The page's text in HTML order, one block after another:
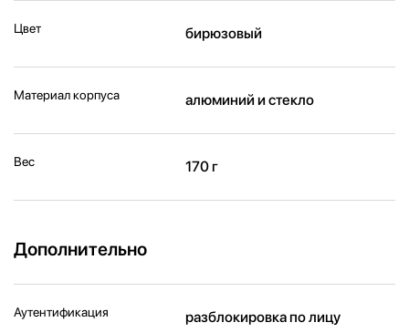
Цвет бирюзовый
Материал корпуса алюминий и стекло
Вес 170 г
Дополнительно
Аутентификация разблокировка по лицу